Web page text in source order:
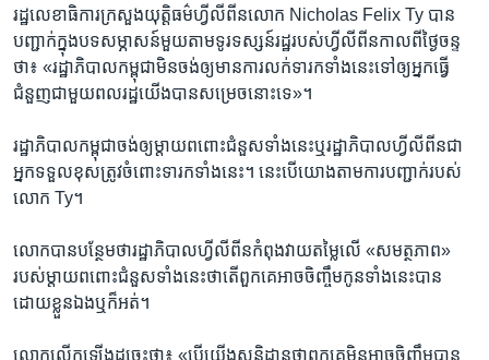
រដ្ឋលេខាធិការ​ក្រសួង​យុត្តិធម៌​ហ្វីលីពីន​លោក Nicholas Felix Ty បាន​
បញ្ជាក់​ក្នុង​បទសម្ភាសន៍​មួយ​តាម​ទូរទស្សន៍​រដ្ឋ​របស់​ហ្វីលីពីន​កាលពី​ថ្ងៃ​ចន្ទ​
ថា៖ «រដ្ឋាភិបាល​កម្ពុជា​មិន​ចង់​ឲ្យ​មាន​ការ​លក់​ទារក​ទាំងនេះ​ទៅ​ឲ្យ​អ្នក​ធ្វើ​
ជំនួញ​ជាមួយ​ពលរដ្ឋ​យើង​បាន​សម្រេច​នោះទេ»។
រដ្ឋាភិបាល​កម្ពុជា​ចង់​ឲ្យ​ម្តាយ​ពពោះ​ជំនួស​ទាំងនេះ​ឬ​រដ្ឋាភិបាល​ហ្វីលីពីន​ជា​
អ្នក​ទទួល​ខុសត្រូវ​ចំពោះ​ទារក​ទាំងនេះ។ នេះ​បើ​យោង​តាម​ការ​បញ្ជាក់​របស់​
លោក Ty។
លោក​បាន​បន្ថែម​ថា​រដ្ឋាភិបាល​ហ្វីលីពីន​កំពុង​វាយតម្លៃ​លើ «សមត្ថភាព»
របស់​ម្តាយ​ពពោះ​ជំនួស​ទាំងនេះ​ថាតើ​ពួកគេ​អាច​ចិញ្ចឹម​កូន​ទាំងនេះ​បាន​
ដោយ​ខ្លួនឯង​ឬ​ក៏​អត់។
លោក​លើកឡើង​ដូច្នេះ​ថា៖ «បើ​យើង​សន្និដ្ឋាន​ថា​ពួកគេ​មិន​អាច​ចិញ្ចឹម​បាន​